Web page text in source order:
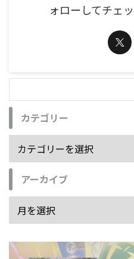
ォローしてチェ
カテゴリー
アーカイブ